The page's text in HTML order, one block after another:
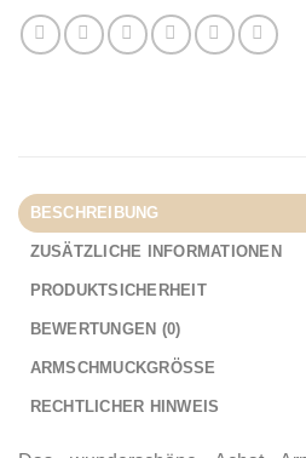
BESCHREIBUNG
ZUSÄTZLICHE INFORMATIONEN
PRODUKTSICHERHEIT
BEWERTUNGEN (0)
ARMSCHMUCKGRÖSSE
RECHTLICHER HINWEIS